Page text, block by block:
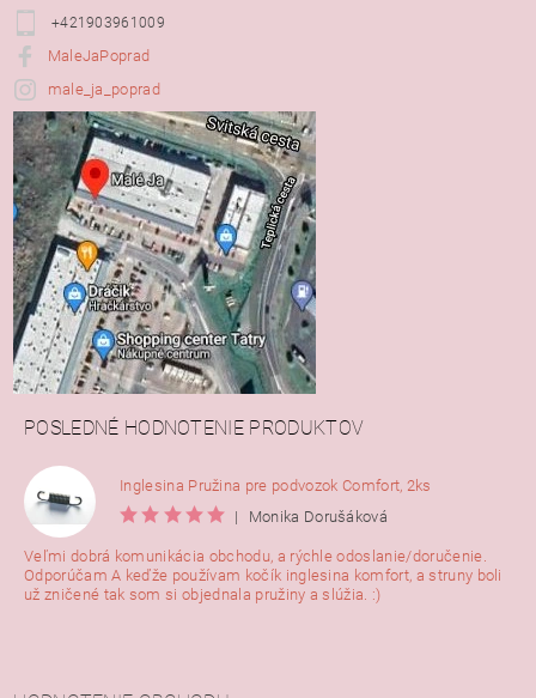
+421903961009
MaleJaPoprad
male_ja_poprad
POSLEDNÉ HODNOTENIE PRODUKTOV
Inglesina Pružina pre podvozok Comfort, 2ks
|
Monika Dorušáková
Veľmi dobrá komunikácia obchodu, a rýchle odoslanie/doručenie.
Odporúčam A keďže používam kočík inglesina komfort, a struny boli
už zničené tak som si objednala pružiny a slúžia. :)